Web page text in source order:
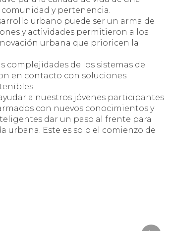
y pertenencia.
urbano puede ser un arma de
y actividades permitieron a los
urbana que prioricen la
complejidades de los sistemas de
en contacto con soluciones
a nuestros jóvenes participantes
con nuevos conocimientos y
dar un paso al frente para
urbana. Este es solo el comienzo de